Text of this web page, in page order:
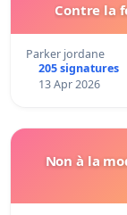
Contre la
Parker jordane
205 signatures
13 Apr 2026
Non à la